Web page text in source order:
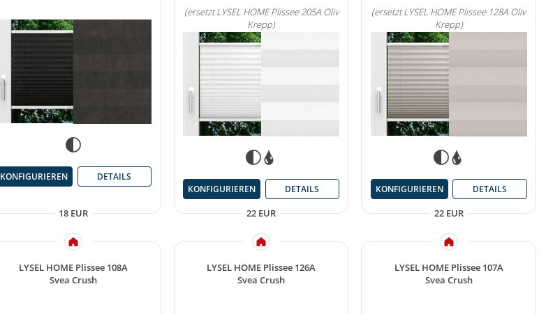
18 EUR
KONFIGURIEREN DETAILS
(ersetzt LYSEL HOME Plissee 205A Oliv
Krepp)
22 EUR
KONFIGURIEREN DETAILS
(ersetzt LYSEL HOME Plissee 128A Oliv
Krepp)
22 EUR
KONFIGURIEREN DETAILS
LYSEL HOME Plissee 108A
Svea Crush
LYSEL HOME Plissee 126A
Svea Crush
LYSEL HOME Plissee 107A
Svea Crush